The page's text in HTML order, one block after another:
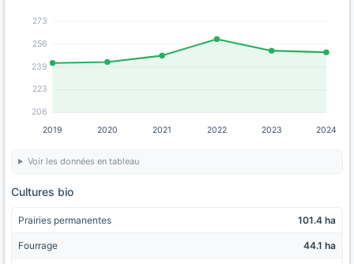
206
223
239
256
273
2019 2020 2021 2022 2023 2024
Voir les données en tableau
Cultures bio
Prairies permanentes 101.4 ha
Fourrage 44.1 ha